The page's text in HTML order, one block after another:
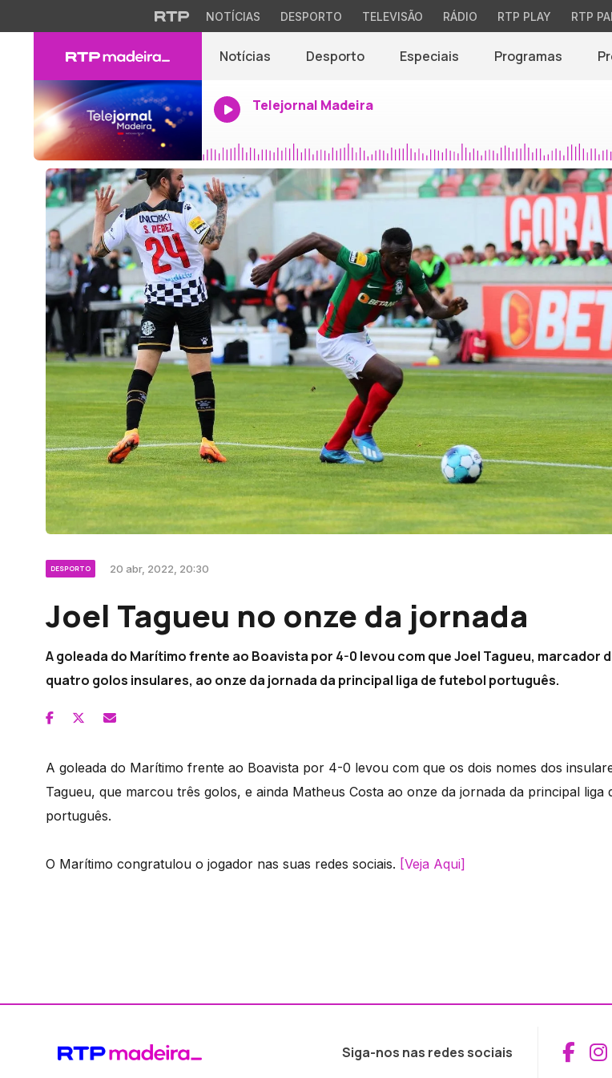
NOTÍCIAS DESPORTO TELEVISÃO RÁDIO RTP PLAY RTP
Notícias Desporto Especiais Programas
Telejornal Madeira
DESPORTO 20 abr, 2022, 20:30
Joel Tagueu no onze da jornada
A goleada do Marítimo frente ao Boavista por 4-0 levou com que Joel Tagueu, marcador
quatro golos insulares, ao onze da jornada da principal liga de futebol português.
A goleada do Marítimo frente ao Boavista por 4-0 levou com que os dois nomes dos
Tagueu, que marcou três golos, e ainda Matheus Costa ao onze da jornada da principal liga
português.
O Marítimo congratulou o jogador nas suas redes sociais. [Veja Aqui]
Siga-nos nas redes sociais